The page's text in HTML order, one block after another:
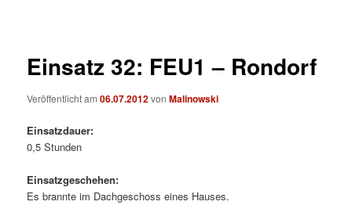
Einsatz 32: FEU1 – Rondorf
Veröffentlicht am06.07.2012vonMalinowski
Einsatzdauer:
0,5 Stunden
Einsatzgeschehen:
Es brannte im Dachgeschoss eines Hauses.